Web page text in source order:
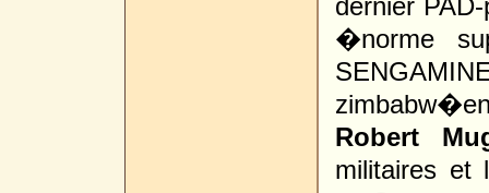
dernier
�norme
Robert
militaires et